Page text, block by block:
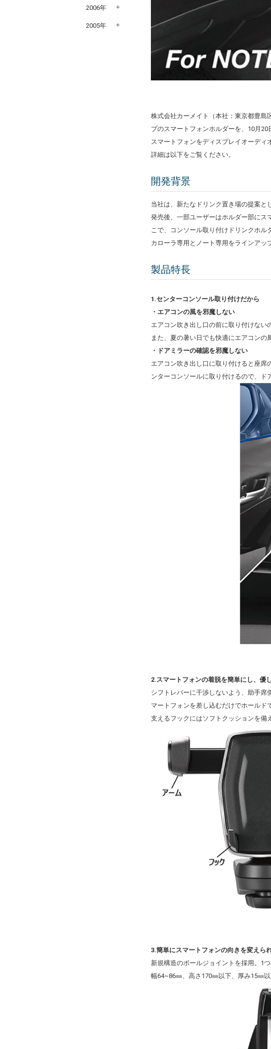
株式会社カーメイト（本社：東京都豊島
プのスマートフォンホルダーを、10月
スマートフォンをディスプレイオーディ
詳細は以下をご覧ください。
開発背景
当社は、新たなドリンク置き場の提案と
発売後、一部ユーザーはホルダー部にス
こで、コンソール取り付けドリンクホ
カローラ専用とノート専用をラインアッ
製品特長
1.センターコンソール取り付けだから
・エアコンの風を邪魔しない
エアコン吹き出し口の前に取り付けない
また、夏の暑い日でも快適にエアコンの
・ドアミラーの確認を邪魔しない
エアコン吹き出し口に取り付けると座
ンターコンソールに取り付けるので、ド
2.スマートフォンの着脱を簡単にし、優
シフトレバーに干渉しないよう、助手
マートフォンを差し込むだけでホール
支えるフックにはソフトクッションを備
3.簡単にスマートフォンの向きを変えら
新規構造のボールジョイントを採用。1
幅64~86㎜、高さ170㎜以下、厚み15㎜
2006年
2005年